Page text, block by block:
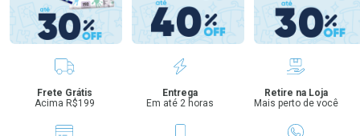
Benefícios
Frete Grátis
Acima R$199
Entrega
Em até 2 horas
Retire na Loja
Mais perto de você